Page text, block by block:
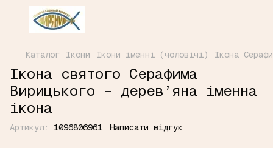
Каталог Ікони Ікони іменні (чоловічі) Ікона
Ікона святого Серафима
Вирицького – дерев’яна іменна
ікона
Артикул: 1096806961 Написати відгук